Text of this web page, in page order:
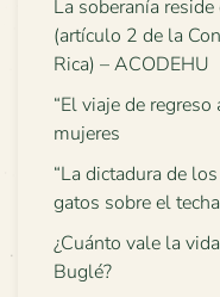
La soberanía
(artículo 2 de la
Rica) – ACODEHU
“El viaje de regreso
mujeres
“La dictadura de
gatos sobre el
¿Cuánto vale la
Buglé?